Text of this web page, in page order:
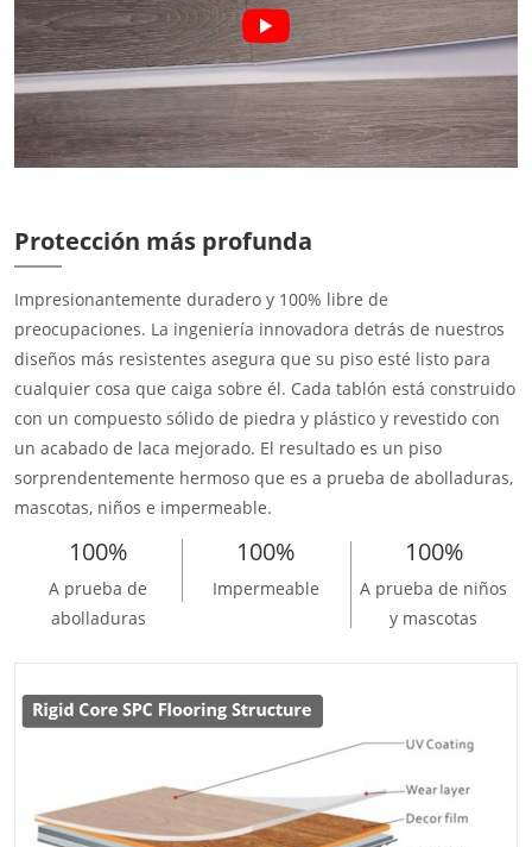
Protección más profunda
Impresionantemente duradero y 100% libre de
preocupaciones. La ingeniería innovadora detrás de nuestros
diseños más resistentes asegura que su piso esté listo para
cualquier cosa que caiga sobre él. Cada tablón está construido
con un compuesto sólido de piedra y plástico y revestido con
un acabado de laca mejorado. El resultado es un piso
sorprendentemente hermoso que es a prueba de abolladuras,
mascotas, niños e impermeable.
100%
A prueba de
abolladuras
100%
Impermeable
100%
A prueba de niños
y mascotas